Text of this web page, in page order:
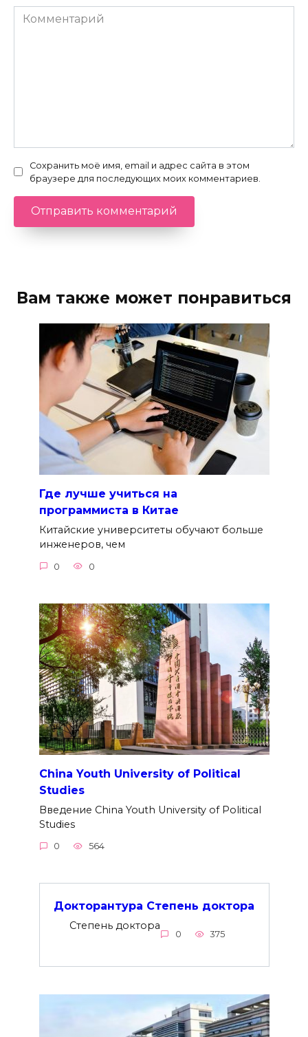
Комментарий
Сохранить моё имя, email и адрес сайта в этом
браузере для последующих моих комментариев.
Вам также может понравиться
Где лучше учиться на
программиста в Китае
Китайские университеты обучают больше
инженеров, чем
0 0
China Youth University of Political
Studies
Введение China Youth University of Political
Studies
0 564
Докторантура Степень доктора
Степень доктора
0 375